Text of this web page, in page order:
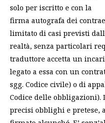
solo per iscritto e con la
firma autografa dei
limitato di casi previsti
realtà, senza particolari
traduttore accetta un
legato a essa con un
sgg. Codice civile) o di
Codice delle obbligazioni).
precisi obblighi e pretese,